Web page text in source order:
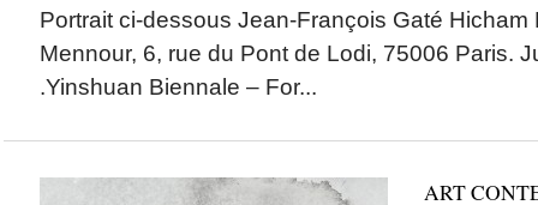
Portrait ci-dessous Jean-François Gaté Hicham
Mennour, 6, rue du Pont de Lodi, 75006 Paris.
.Yinshuan Biennale – For...
ART